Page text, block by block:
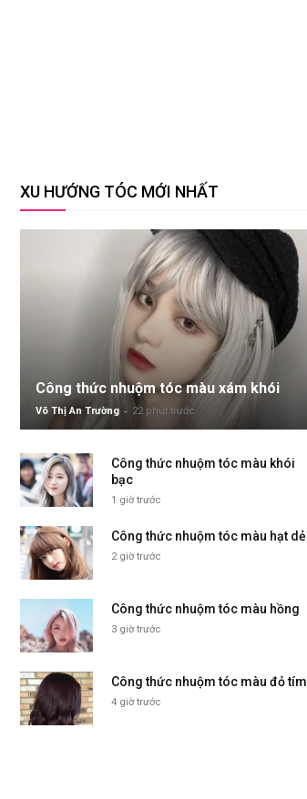
XU HƯỚNG TÓC MỚI NHẤT
Công thức nhuộm tóc màu xám khói
Võ Thị An Trường - 22 phút trước
Công thức nhuộm tóc màu khói
bạc
1 giờ trước
Công thức nhuộm tóc màu hạt dẻ
2 giờ trước
Công thức nhuộm tóc màu hồng
3 giờ trước
Công thức nhuộm tóc màu đỏ tím
4 giờ trước